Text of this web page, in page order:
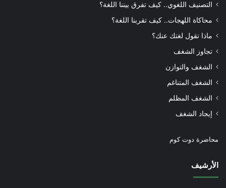
التصنيف اللغوي.. كيف تفرق بيننا اللغة؟
محاكاة اللهجات.. كيف تقربنا اللغة؟
ماذا تقول لغتك عنك؟
تجاوز الشغف
الشغف والتوازن
الشغف المتناغم
الشغف المظلم
إيجاد الشغف
محاضرة دوت كوم
الأرشيف